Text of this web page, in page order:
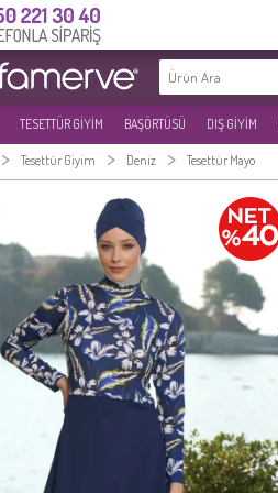
TESETTÜR GİYİM BAŞÖRTÜSÜ DIŞ GİYİM
> Tesettür Giyim > Deniz > Tesettür Mayo